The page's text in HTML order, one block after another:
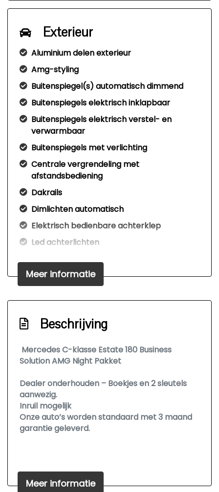
Exterieur
Aluminium delen exterieur
Amg-styling
Buitenspiegel(s) automatisch dimmend
Buitenspiegels elektrisch inklapbaar
Buitenspiegels elektrisch verstel- en
verwarmbaar
Buitenspiegels met verlichting
Centrale vergrendeling met
afstandsbediening
Dakrails
Dimlichten automatisch
Elektrisch bedienbare achterklep
Led achterlichten
Led koplampen
Parkeersensor voor en achter
Warmtewerend glas
Interieur
Achterbank in delen neerklapbaar
Airco automatisch
Aluminium interieur afwerking
Bagagedek
Meer informatie
Beschrijving
Mercedes C-klasse Estate 180 Business
Solution AMG Night Pakket
Dealer onderhouden – Boekjes en 2 sleutels
aanwezig.
Inruil mogelijk
Onze auto’s worden standaard met 3 maand
garantie geleverd.
Algemene gegevens
Meer informatie